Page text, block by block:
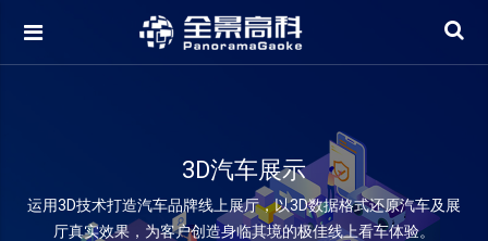
3D汽车展示
运用3D技术打造汽车品牌线上展厅，以3D数据格式还原汽车及展
厅真实效果，为客户创造身临其境的极佳线上看车体验。